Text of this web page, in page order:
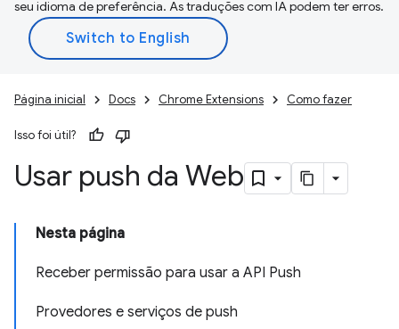
seu idioma de preferência. As traduções com IA podem ter erros.
Página inicial Docs Chrome Extensions Como fazer
Isso foi útil?
Usar push da Web
Nesta página
Receber permissão para usar a API Push
Provedores e serviços de push